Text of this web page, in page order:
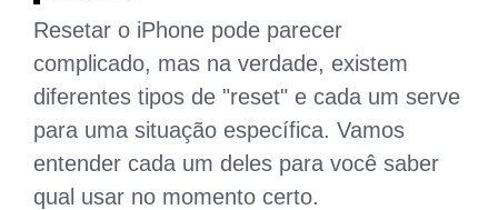
Resetar o iPhone pode parecer
complicado, mas na verdade, existem
diferentes tipos de "reset" e cada um serve
para uma situação específica. Vamos
entender cada um deles para você saber
qual usar no momento certo.